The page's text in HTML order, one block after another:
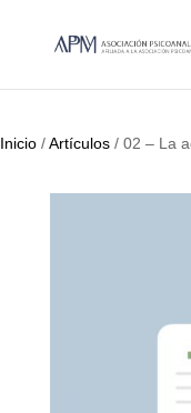
productos
Inicio /Artículos / 02 – La